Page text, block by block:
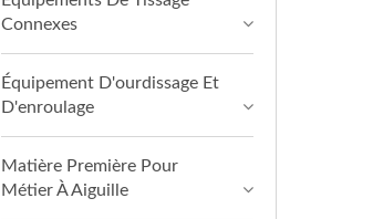
Connexes
Équipement D'ourdissage Et
D'enroulage
Matière Première Pour
Métier À Aiguille